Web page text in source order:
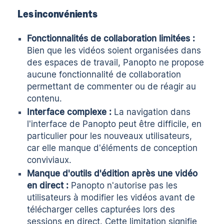
Les inconvénients
Fonctionnalités de collaboration limitées :
Bien que les vidéos soient organisées dans
des espaces de travail, Panopto ne propose
aucune fonctionnalité de collaboration
permettant de commenter ou de réagir au
contenu.
Interface complexe : La navigation dans
l'interface de Panopto peut être difficile, en
particulier pour les nouveaux utilisateurs,
car elle manque d'éléments de conception
conviviaux.
Manque d'outils d'édition après une vidéo
en direct : Panopto n'autorise pas les
utilisateurs à modifier les vidéos avant de
télécharger celles capturées lors des
sessions en direct. Cette limitation signifie